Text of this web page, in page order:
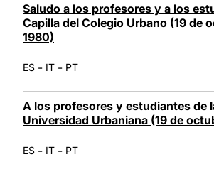
Saludo a los profesores y a los
Capilla del Colegio Urbano (19 de
1980)
ES - IT - PT
A los profesores y estudiantes de
Universidad Urbaniana (19 de
ES - IT - PT